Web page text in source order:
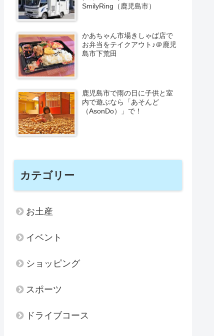
SmilyRing（鹿児島市）
かあちゃん市場きしゃば店で
お弁当をテイクアウト♪＠鹿児
島市下荒田
鹿児島市で雨の日に子供と室
内で遊ぶなら「あそんど
（AsonDo）」で！
カテゴリー
お土産
イベント
ショッピング
スポーツ
ドライブコース